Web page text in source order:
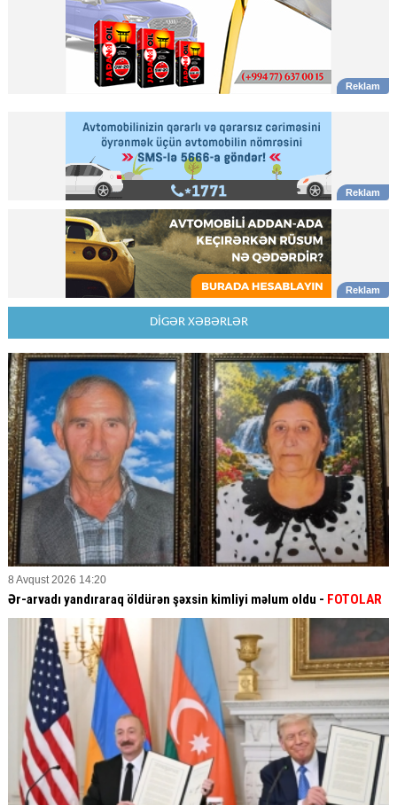
DİGƏR XƏBƏRLƏR
8 Avqust 2026 14:20
Ər-arvadı yandıraraq öldürən şəxsin kimliyi məlum oldu - FOTOLAR